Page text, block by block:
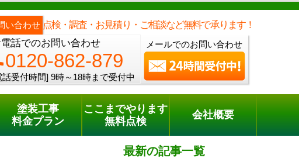
い合わせ 点検・調査・お見積り・ご相談など無料で承ります！
話でのお問い合わせ
0120-862-879
話受付時間] 9時～18時まで受付中
メールでのお問い合わせ
電話でのご相談 [9時～18時まで受付中]
phone0120-862-879
塗装工事
料金プラン
ここまでやります
無料点検
会社概要
最新の記事一覧